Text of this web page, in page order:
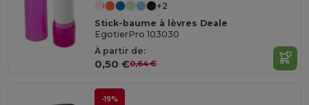
+2
Stick-baume à lèvres Deale
EgotierPro 103030
À partir de:
0,50 €0,64 €
-19%